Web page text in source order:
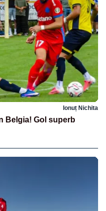
Ionuț Nichita
Belgia! Gol superb